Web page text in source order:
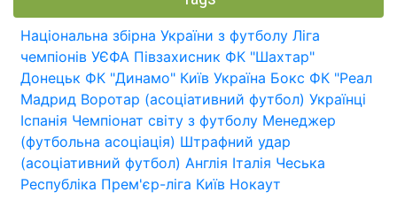
Національна збірна України з футболу Ліга
чемпіонів УЄФА Півзахисник ФК "Шахтар"
Донецьк ФК "Динамо" Київ Україна Бокс ФК "Реал
Мадрид Воротар (асоціативний футбол) Українці
Іспанія Чемпіонат світу з футболу Менеджер
(футбольна асоціація) Штрафний удар
(асоціативний футбол) Англія Італія Чеська
Республіка Прем'єр-ліга Київ Нокаут